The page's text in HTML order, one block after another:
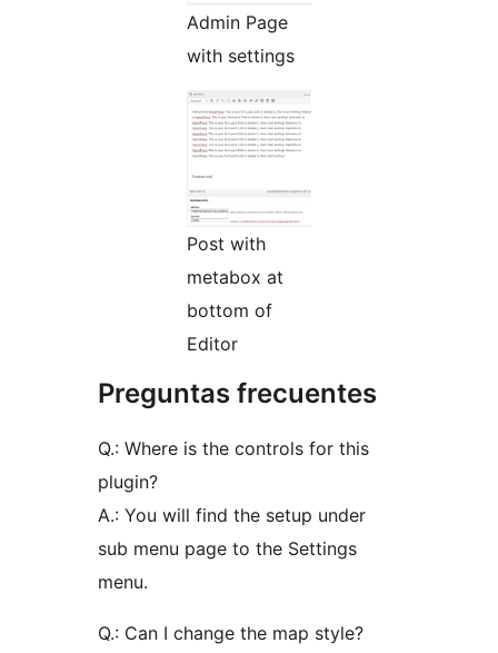
Admin Page
with settings
Post with
metabox at
bottom of
Editor
Preguntas frecuentes
Q.: Where is the controls for this
plugin?
A.: You will find the setup under
sub menu page to the Settings
menu.
Q.: Can I change the map style?